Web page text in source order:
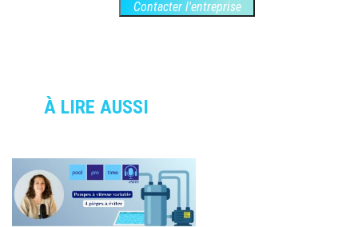
Contacter l'entreprise
À LIRE AUSSI